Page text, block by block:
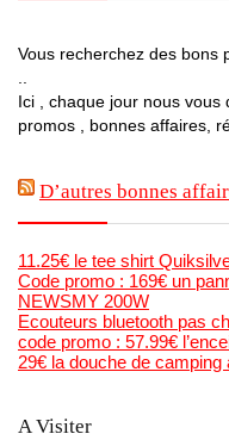
Vous recherchez des bons
Ici , chaque jour nous vous
promos , bonnes affaires,
D’autres bonnes
11.25€ le tee shirt
Code promo : 169€ un
NEWSMY 200W
Ecouteurs bluetooth pas
code promo : 57.99€
29€ la douche de
A Visiter